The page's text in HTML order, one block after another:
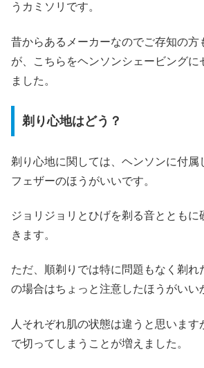
うカミソリです。
昔からあるメーカーなのでご存知の方
が、こちらをヘンソンシェービングに
ました。
剃り心地はどう？
剃り心地に関しては、ヘンソンに付属
フェザーのほうがいいです。
ジョリジョリとひげを剃る音とともに
きます。
ただ、順剃りでは特に問題もなく剃れ
の場合はちょっと注意したほうがいい
人それぞれ肌の状態は違うと思います
で切ってしまうことが増えました。